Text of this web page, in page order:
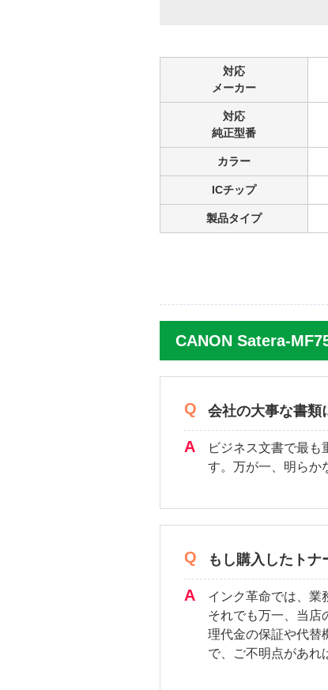
対応
メーカー
対応
純正型番
カラー
ICチップ
製品タイプ
CANON Satera-
会社の大事な書類
ビジネス文書で最
す。万が一、明らか
もし購入したト
インク革命では、業
それでも万一、当店
理代金の保証や代替
で、ご不明点があれ